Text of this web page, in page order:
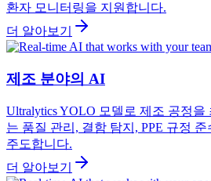
환자 모니터링을 지원합니다.
더 알아보기
제조 분야의 AI
Ultralytics YOLO 모델로 제조 공정
는 품질 관리, 결함 탐지, PPE 규정
주도합니다.
더 알아보기